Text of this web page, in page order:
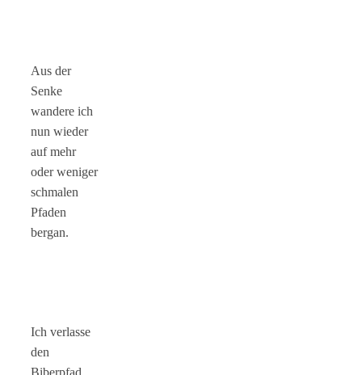
Aus der
Senke
wandere ich
nun wieder
auf mehr
oder weniger
schmalen
Pfaden
bergan.
Ich verlasse
den
Biberpfad